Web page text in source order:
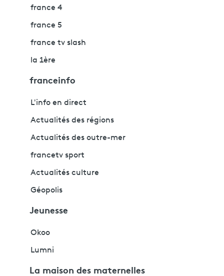
france 4
france 5
france tv slash
la 1ère
franceinfo
L'info en direct
Actualités des régions
Actualités des outre-mer
francetv sport
Actualités culture
Géopolis
Jeunesse
Okoo
Lumni
La maison des maternelles